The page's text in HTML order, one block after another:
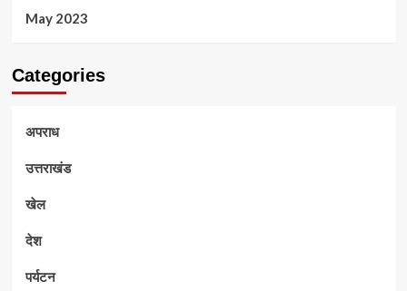
May 2023
Categories
अपराध
उत्तराखंड
खेल
देश
पर्यटन